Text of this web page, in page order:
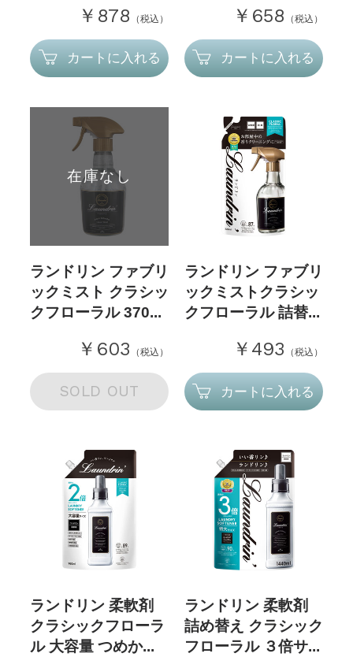
￥878 （税込）
カートに入れる
￥658 （税込）
カートに入れる
在庫なし
ランドリン ファブリ
ックミスト クラシッ
クフローラル 370...
￥603 （税込）
SOLD OUT
ランドリン ファブリ
ックミストクラシッ
クフローラル 詰替...
￥493 （税込）
カートに入れる
ランドリン 柔軟剤
クラシックフローラ
ル 大容量 つめか...
ランドリン 柔軟剤
詰め替え クラシック
フローラル ３倍サ...